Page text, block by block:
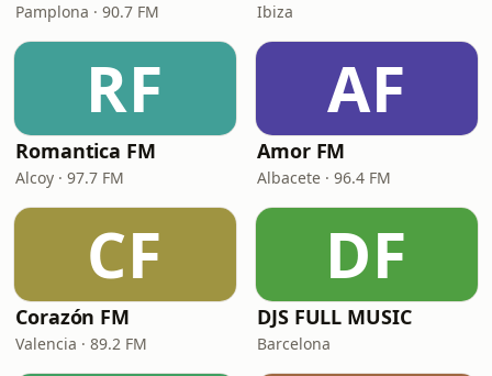
Pamplona · 90.7 FM Ibiza
RF
Romantica FM
Alcoy · 97.7 FM
AF
Amor FM
Albacete · 96.4 FM
CF
Corazón FM
Valencia · 89.2 FM
DF
DJS FULL MUSIC
Barcelona